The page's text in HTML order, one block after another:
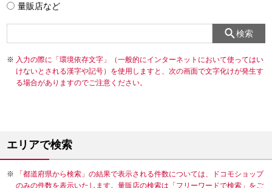
量販店など
検索
入力の際に「環境依存文字」（一般的にインターネットにおいて使ってはい
けないとされる漢字や記号）を使用しますと、次の画面で文字化けが発生す
る場合がありますのでご注意ください。
エリアで検索
「都道府県から検索」の結果で表示される件数については、ドコモショップ
のみの件数を表示いたします。量販店の検索は「フリーワードで検索」をご